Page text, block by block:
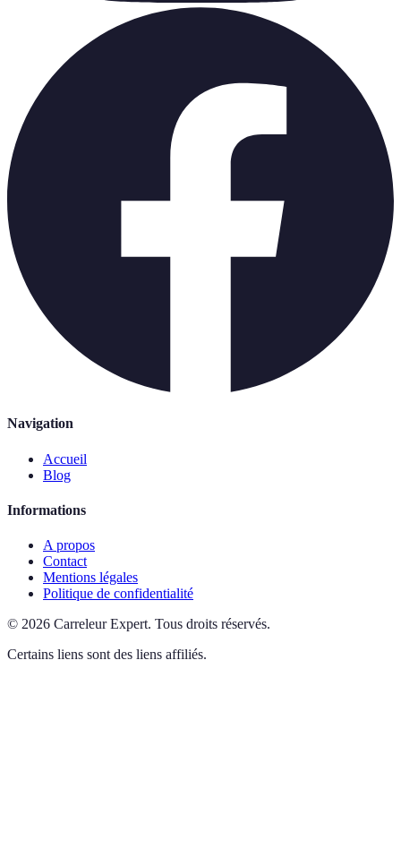
Navigation
Accueil
Blog
Informations
A propos
Contact
Mentions légales
Politique de confidentialité
© 2026 Carreleur Expert. Tous droits réservés.
Certains liens sont des liens affiliés.